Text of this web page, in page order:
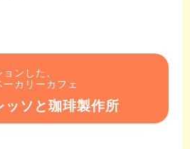
ンした、
カリーカフェ
ソと珈琲製作所